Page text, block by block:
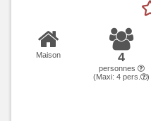
Maison 4
personnes
(Maxi: 4 pers. )